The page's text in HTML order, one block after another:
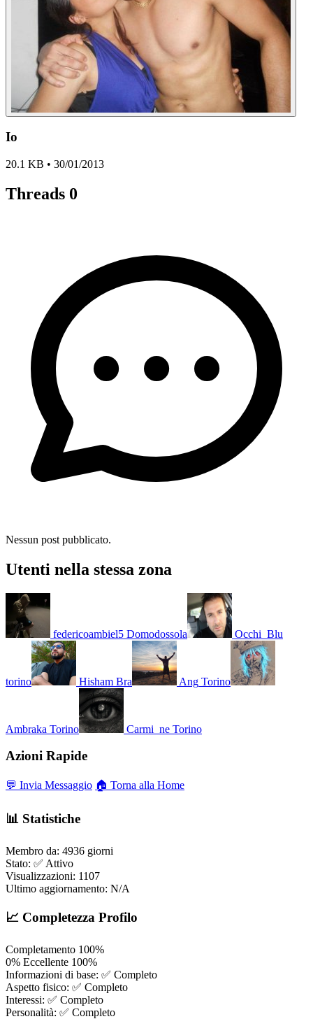
Io
20.1 KB • 30/01/2013
Threads 0
Nessun post pubblicato.
Utenti nella stessa zona
federicoambiel5 Domodossola Occhi_Blu
torino Hisham Bra Ang Torino
Ambraka Torino Carmi_ne Torino
Azioni Rapide
💬 Invia Messaggio 🏠 Torna alla Home
📊 Statistiche
Membro da: 4936 giorni
Stato: ✅ Attivo
Visualizzazioni: 1107
Ultimo aggiornamento: N/A
📈 Completezza Profilo
Completamento 100%
0% Eccellente 100%
Informazioni di base: ✅ Completo
Aspetto fisico: ✅ Completo
Interessi: ✅ Completo
Personalità: ✅ Completo